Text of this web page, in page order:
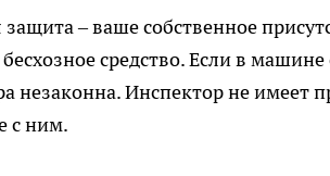
– ваше собственное
средство. Если в
незаконна. Инспектор не имеет
с ним.